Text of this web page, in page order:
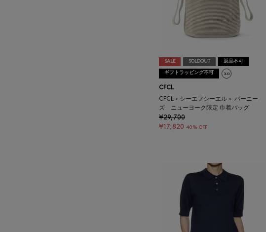
SALE SOLDOUT 返品不可
ギフトラッピング不可
CFCL
CFCL＜シーエフシーエル＞ バーニー
ズ ニューヨーク限定 巾着バッグ
¥29,700
¥17,820 40% OFF